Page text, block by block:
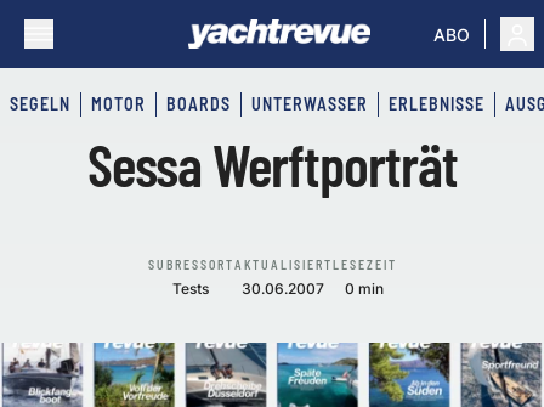
ABO
SEGELN MOTOR BOARDS UNTERWASSER ERLEBNISSE
Sessa Werftporträt
SUBRESSORT
Tests
AKTUALISIERT
30.06.2007
LESEZEIT
0 min